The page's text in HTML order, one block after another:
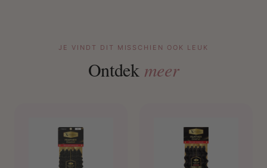
JE VINDT DIT MISSCHIEN OOK LEUK
Ontdek meer